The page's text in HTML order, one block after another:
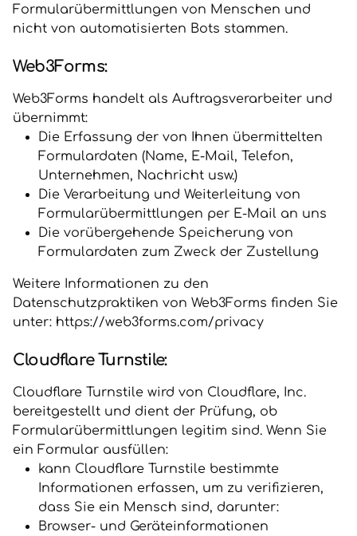
Formularübermittlungen von Menschen und
nicht von automatisierten Bots stammen.
Web3Forms:
Web3Forms handelt als Auftragsverarbeiter und
übernimmt:
Die Erfassung der von Ihnen übermittelten
Formulardaten (Name, E-Mail, Telefon,
Unternehmen, Nachricht usw.)
Die Verarbeitung und Weiterleitung von
Formularübermittlungen per E-Mail an uns
Die vorübergehende Speicherung von
Formulardaten zum Zweck der Zustellung
Weitere Informationen zu den
Datenschutzpraktiken von Web3Forms finden Sie
unter: https://web3forms.com/privacy
Cloudflare Turnstile:
Cloudflare Turnstile wird von Cloudflare, Inc.
bereitgestellt und dient der Prüfung, ob
Formularübermittlungen legitim sind. Wenn Sie
ein Formular ausfüllen:
kann Cloudflare Turnstile bestimmte
Informationen erfassen, um zu verifizieren,
dass Sie ein Mensch sind, darunter:
Browser- und Geräteinformationen